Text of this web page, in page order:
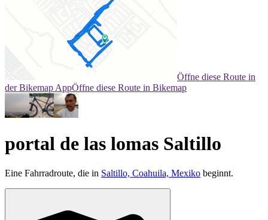
Öffne diese Route in
der Bikemap AppÖffne diese Route in Bikemap
portal de las lomas Saltillo
Eine Fahrradroute, die in Saltillo, Coahuila, Mexiko beginnt.